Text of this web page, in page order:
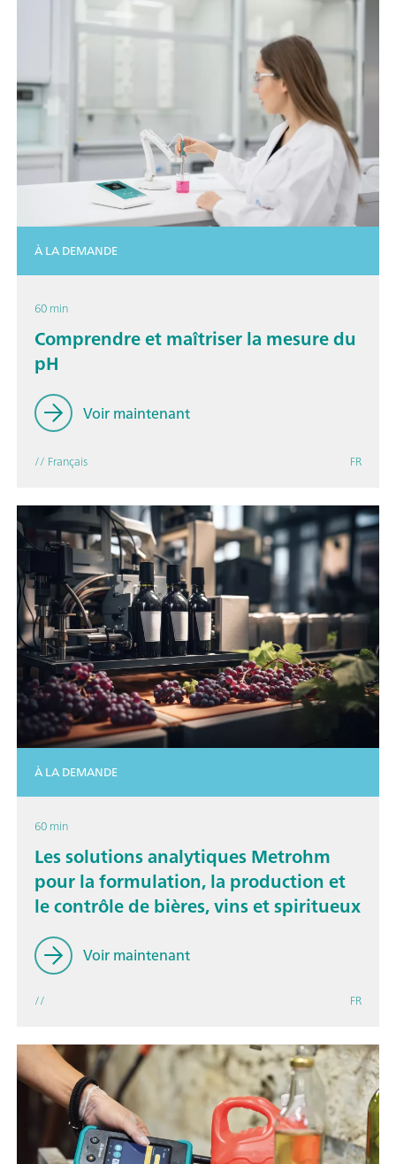
À LA DEMANDE
60 min
Comprendre et maîtriser la mesure du
pH
Voir maintenant
// Français FR
À LA DEMANDE
60 min
Les solutions analytiques Metrohm
pour la formulation, la production et
le contrôle de bières, vins et spiritueux
Voir maintenant
// FR